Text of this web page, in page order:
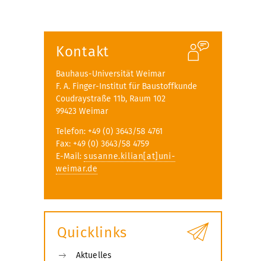
Kontakt
Bauhaus-Universität Weimar
F. A. Finger-Institut für Baustoffkunde
Coudraystraße 11b, Raum 102
99423 Weimar
Telefon: +49 (0) 3643/58 4761
Fax: +49 (0) 3643/58 4759
E-Mail: susanne.kilian[at]uni-
weimar.de
Quicklinks
Aktuelles